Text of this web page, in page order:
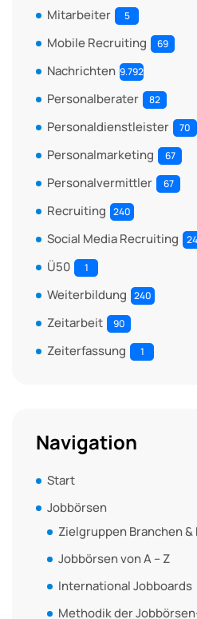
Mitarbeiter 5
Mobile Recruiting 69
Nachrichten 9.792
Personalberater 82
Personaldienstleister 70
Personalmarketing 67
Personalvermittler 67
Recruiting 240
Social Media Recruiting
Ü50 1
Weiterbildung 240
Zeitarbeit 90
Zeiterfassung 1
Navigation
Start
Jobbörsen
Zielgruppen Branchen &
Jobbörsen von A – Z
International Jobboards
Methodik der